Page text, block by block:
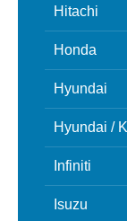
Hitachi
Honda
Hyundai
Hyundai /
Infiniti
Isuzu